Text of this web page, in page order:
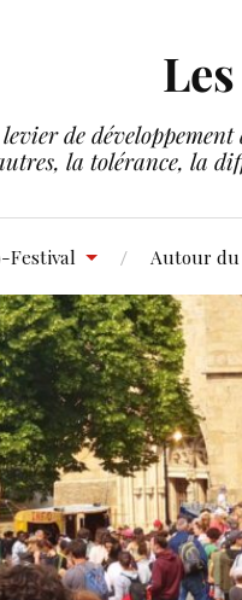
de
la tolérance, la
Festival Autour